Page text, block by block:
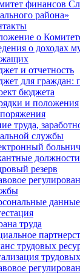
финансов
района»
о
о доходах
и отчетность
для граждан:
бюджета
и положения
труда,
службы
должности
резерв
данные
труда
трудовых